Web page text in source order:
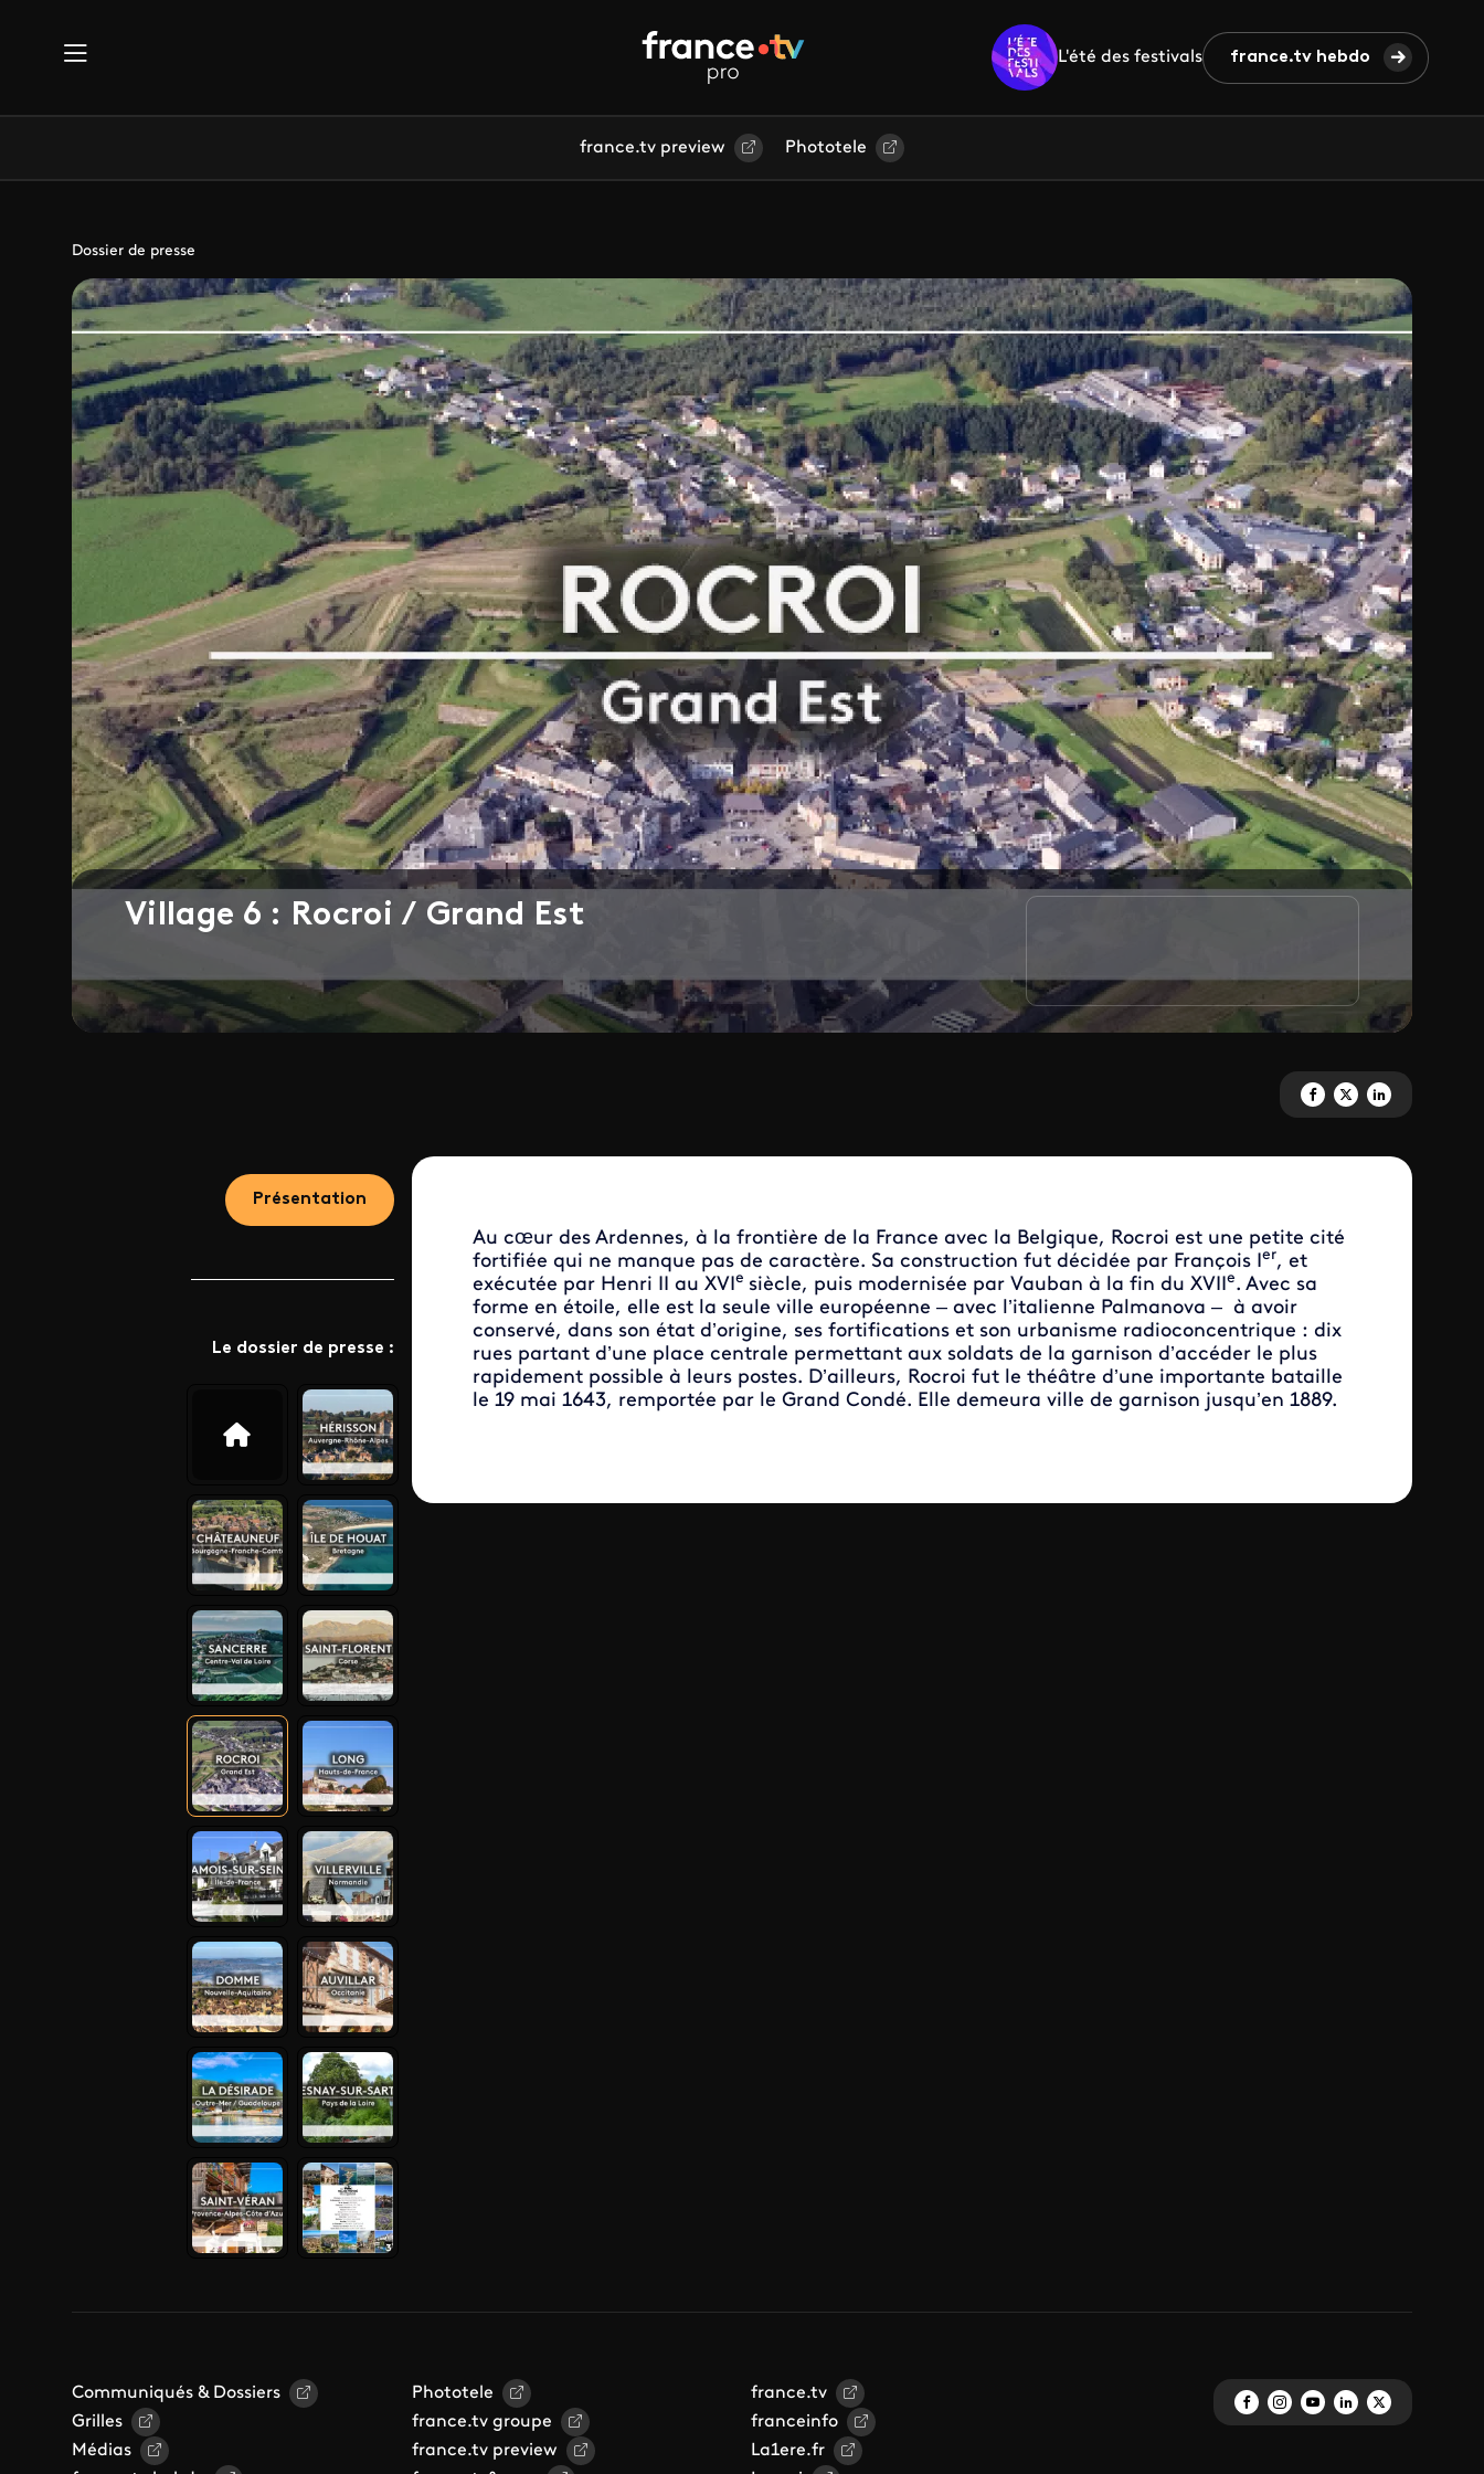
L'été des festivals france.tv hebdo
france.tv preview Phototele
Dossier de presse
Village 6 : Rocroi / Grand Est
Partagez 'Village 6 : Rocroi /
Partagez 'Village 6 :
Partagez 'Village 6
Présentation
Le dossier de presse :
Au cœur des Ardennes, à la frontière de la France avec la Belgique, Rocroi est une petite cité
fortifiée qui ne manque pas de caractère. Sa construction fut décidée par François Ier, et
exécutée par Henri II au XVIe siècle, puis modernisée par Vauban à la fin du XVIIe. Avec sa
forme en étoile, elle est la seule ville européenne – avec l’italienne Palmanova – à avoir
conservé, dans son état d’origine, ses fortifications et son urbanisme radioconcentrique : dix
rues partant d’une place centrale permettant aux soldats de la garnison d’accéder le plus
rapidement possible à leurs postes. D’ailleurs, Rocroi fut le théâtre d’une importante bataille
le 19 mai 1643, remportée par le Grand Condé. Elle demeura ville de garnison jusqu’en 1889.
Communiqués & Dossiers
Grilles
Médias
Phototele
france.tv groupe
france.tv preview
france.tv
franceinfo
La1ere.fr